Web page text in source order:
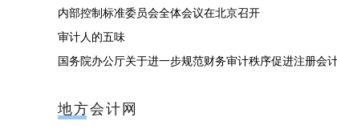
内部控制标准委员会全体会议在北京召开
审计人的五味
国务院办公厅关于进一步规范财务审计秩序促进注册会
地方会计网